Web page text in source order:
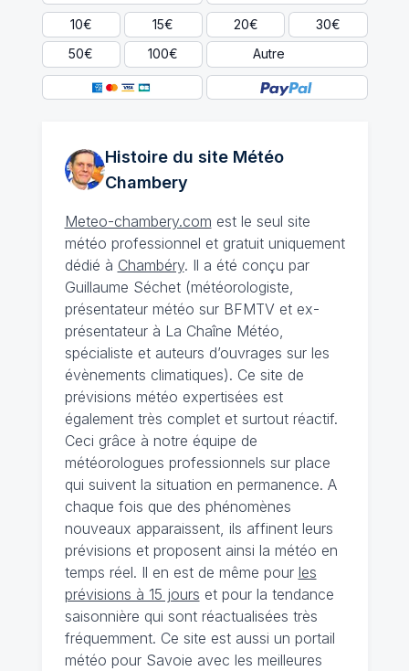
10€ 15€ 20€
30€
50€
100€ Autre
Histoire du site Météo
Chambery
Meteo-chambery.com est le seul site
météo professionnel et gratuit uniquement
dédié à Chambéry. Il a été conçu par
Guillaume Séchet (météorologiste,
présentateur météo sur BFMTV et ex-
présentateur à La Chaîne Météo,
spécialiste et auteurs d’ouvrages sur les
évènements climatiques). Ce site de
prévisions météo expertisées est
également très complet et surtout réactif.
Ceci grâce à notre équipe de
météorologues professionnels sur place
qui suivent la situation en permanence. A
chaque fois que des phénomènes
nouveaux apparaissent, ils affinent leurs
prévisions et proposent ainsi la météo en
temps réel. Il en est de même pour les
prévisions à 15 jours et pour la tendance
saisonnière qui sont réactualisées très
fréquemment. Ce site est aussi un portail
météo pour Savoie avec les meilleures